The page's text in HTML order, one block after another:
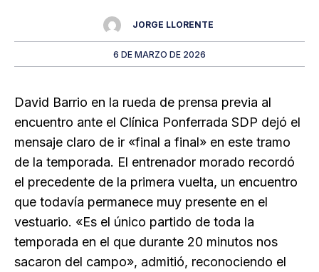
JORGE LLORENTE
6 DE MARZO DE 2026
David Barrio en la rueda de prensa previa al
encuentro ante el Clínica Ponferrada SDP dejó el
mensaje claro de ir «final a final» en este tramo
de la temporada. El entrenador morado recordó
el precedente de la primera vuelta, un encuentro
que todavía permanece muy presente en el
vestuario. «Es el único partido de toda la
temporada en el que durante 20 minutos nos
sacaron del campo», admitió, reconociendo el